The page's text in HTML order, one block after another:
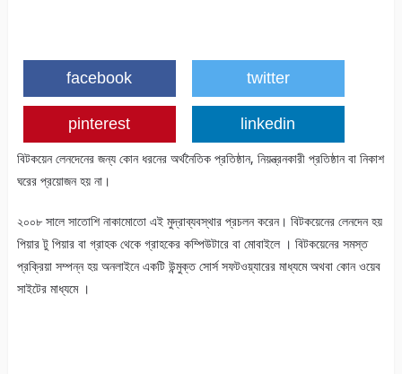
facebook twitter
pinterest linkedin
বিটকয়েন লেনদেনের জন্য কোন ধরনের অর্থনৈতিক প্রতিষ্ঠান, নিয়ন্ত্রনকারী প্রতিষ্ঠান বা নিকাশ
ঘরের প্রয়োজন হয় না।
২০০৮ সালে সাতোশি নাকামোতো এই মুদ্রাব্যবস্থার প্রচলন করেন। বিটকয়েনের লেনদেন হয়
পিয়ার টু পিয়ার বা গ্রাহক থেকে গ্রাহকের কম্পিউটারে বা মোবাইলে । বিটকয়েনের সমস্ত
প্রক্রিয়া সম্পন্ন হয় অনলাইনে একটি উন্মুক্ত সোর্স সফটওয়্যারের মাধ্যমে অথবা কোন ওয়েব
সাইটের মাধ্যমে ।